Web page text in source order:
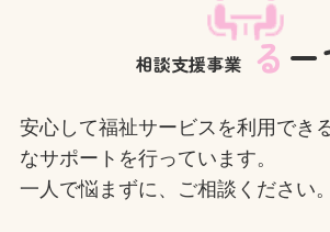
相談支援事業 る
安心して福祉サービスを利用でき
なサポートを行っています。
一人で悩まずに、ご相談ください。